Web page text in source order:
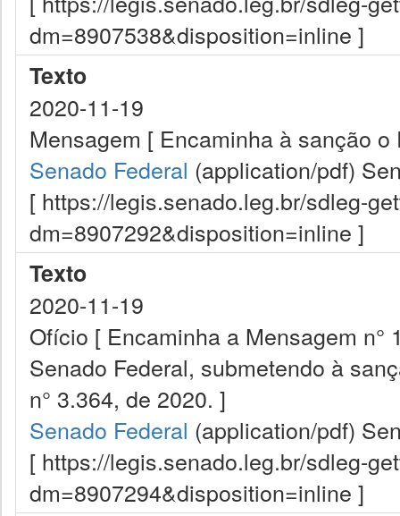
dm=8907538&disposition=inline ]
Texto
2020-11-19
Mensagem [ Encaminha à sanção
Senado Federal (application/pdf)
[ https://legis.senado.leg.br/sdleg-
dm=8907292&disposition=inline ]
Texto
2020-11-19
Ofício [ Encaminha a Mensagem
Senado Federal, submetendo à
n° 3.364, de 2020. ]
Senado Federal (application/pdf)
[ https://legis.senado.leg.br/sdleg-
dm=8907294&disposition=inline ]